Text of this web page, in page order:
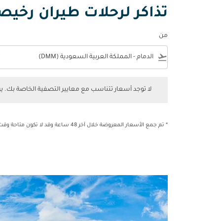
تذاكر لرحلات طيران
من
flight_takeoff
لا توجد أسعار تتناسب مع معايير التصفية الخاصة
* تم جمع الأسعار المعروضة خلال آخر 48 ساعة وقد لا تكون متاحة وقت الحجز.